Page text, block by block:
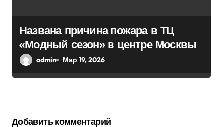
Названа причина пожара в ТЦ
«Модный сезон» в центре Москвы
admin Мар 19, 2026
Добавить комментарий